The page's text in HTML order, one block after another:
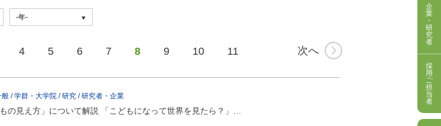
企
業
・
研
究
者
採
用
ご
担
当
者
4 5 6 7 8 9 10 11 次へ
般 /学群・大学院 /研究 /研究者・企業
の見え方」について解説 「こどもになって世界を見たら？」…